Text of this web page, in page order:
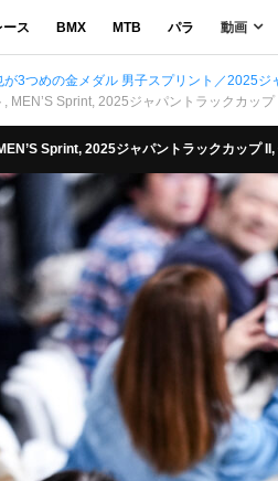
ース BMX MTB パラ 動画
が3つめの金メダル 男子スプリント／2025ジ
MEN’S Sprint, 2025ジャパントラックカ
Sprint, 2025ジャパントラックカッ